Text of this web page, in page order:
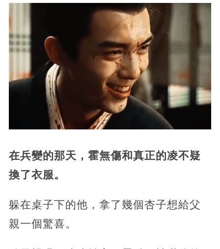
在兵變的那天，霍無傷和真正的凌不疑
換了衣服。
躲在桌子下的他，拿了幾個杏子想給父
親一個驚喜。